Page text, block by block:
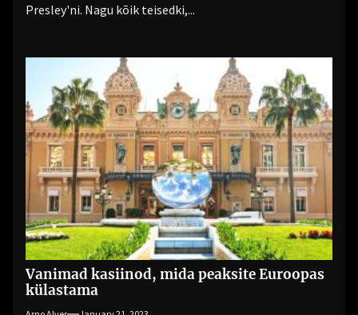
Presley'ni. Nagu kõik teisedki,...
Vanimad kasiinod, mida peaksite Euroopas
külastama